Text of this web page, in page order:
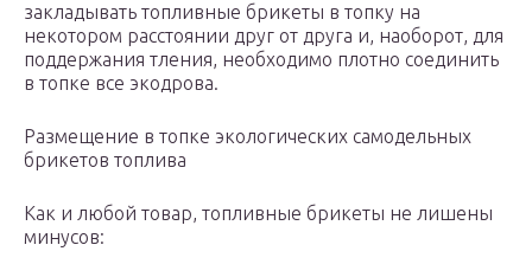
закладывать топливные брикеты в топку на
некотором расстоянии друг от друга и, наоборот, для
поддержания тления, необходимо плотно соединить
в топке все экодрова.
Размещение в топке экологических самодельных
брикетов топлива
Как и любой товар, топливные брикеты не лишены
минусов: